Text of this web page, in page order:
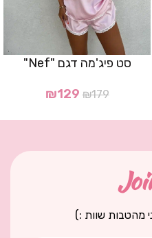
סט פיג'מה דגם "Nef"
₪179
₪129
מהטבות שוות :)